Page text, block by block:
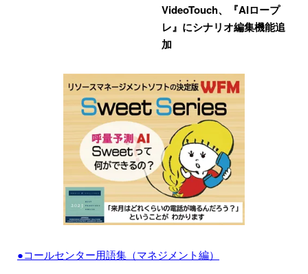
VideoTouch、『AIロープ
レ』にシナリオ編集機能追
加
●コールセンター用語集（マネジメント編）